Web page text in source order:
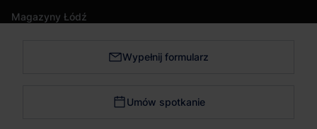
Magazyny Łódź
Magazyny Trójmiasto Wypełnij formularz
Umów spotkanie